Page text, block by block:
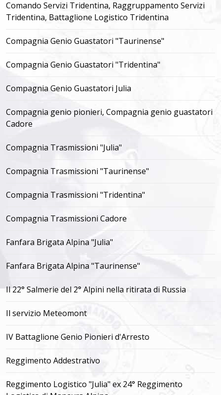
Comando Servizi Tridentina, Raggruppamento Servizi
Tridentina, Battaglione Logistico Tridentina
Compagnia Genio Guastatori "Taurinense"
Compagnia Genio Guastatori "Tridentina"
Compagnia Genio Guastatori Julia
Compagnia genio pionieri, Compagnia genio guastatori
Cadore
Compagnia Trasmissioni "Julia"
Compagnia Trasmissioni "Taurinense"
Compagnia Trasmissioni "Tridentina"
Compagnia Trasmissioni Cadore
Fanfara Brigata Alpina "Julia"
Fanfara Brigata Alpina "Taurinense"
Il 22° Salmerie del 2° Alpini nella ritirata di Russia
Il servizio Meteomont
IV Battaglione Genio Pionieri d'Arresto
Reggimento Addestrativo
Reggimento Logistico "Julia" ex 24° Reggimento